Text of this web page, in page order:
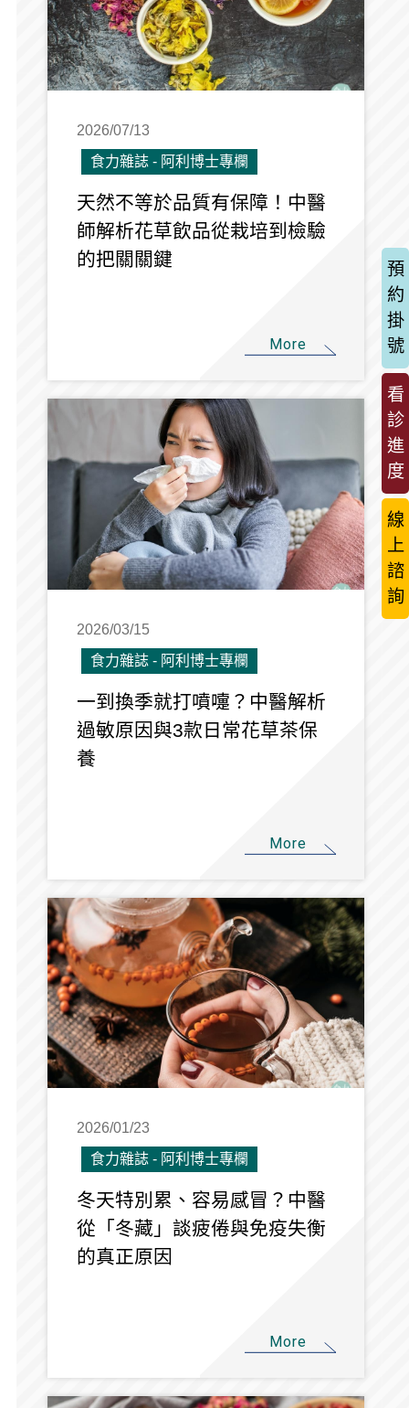
預
約
掛
號
看
診
進
度
線
上
諮
詢
2026/07/13
食力雜誌 - 阿利博士專欄
天然不等於品質有保障！中醫
師解析花草飲品從栽培到檢驗
的把關關鍵
More
2026/03/15
食力雜誌 - 阿利博士專欄
一到換季就打噴嚏？中醫解析
過敏原因與3款日常花草茶保
養
More
2026/01/23
食力雜誌 - 阿利博士專欄
冬天特別累、容易感冒？中醫
從「冬藏」談疲倦與免疫失衡
的真正原因
More